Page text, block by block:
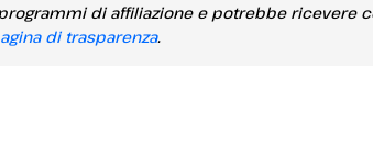
di affiliazione e potrebbe ricevere
di trasparenza.